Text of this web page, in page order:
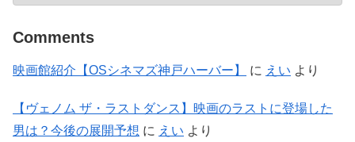
Comments
映画館紹介【OSシネマズ神戸ハーバー】 に えい より
【ヴェノム ザ・ラストダンス】映画のラストに登場した
男は？今後の展開予想 に えい より